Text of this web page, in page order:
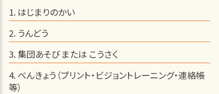
はじまりのかい
うんどう
集団あそび または こうさく
べんきょう（プリント・ビジョントレーニング・連絡帳
等）